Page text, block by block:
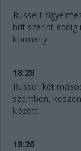
Russellt
brit szerint addig
kormány.
18:28
Russell két
szemben,
között.
18:26